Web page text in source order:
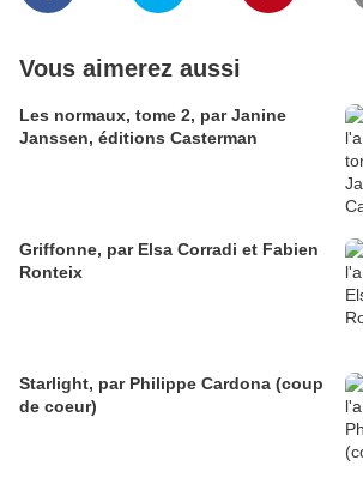
Vous aimerez aussi
Les normaux, tome 2, par Janine
Janssen, éditions Casterman
Griffonne, par Elsa Corradi et Fabien
Ronteix
Starlight, par Philippe Cardona (coup
de coeur)